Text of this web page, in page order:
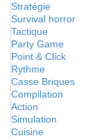
Stratégie
Survival horror
Tactique
Party Game
Point & Click
Rythme
Casse Briques
Compilation
Action
Simulation
Cuisine